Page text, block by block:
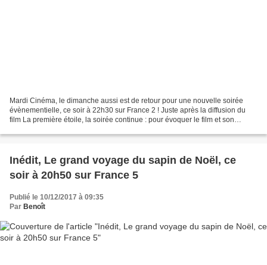
Mardi Cinéma, le dimanche aussi est de retour pour une nouvelle soirée
évènementielle, ce soir à 22h30 sur France 2 ! Juste après la diffusion du
film La première étoile, la soirée continue : pour évoquer le film et son
Inédit, Le grand voyage du sapin de Noël, ce
soir à 20h50 sur France 5
Publié le 10/12/2017 à 09:35
Par Benoît